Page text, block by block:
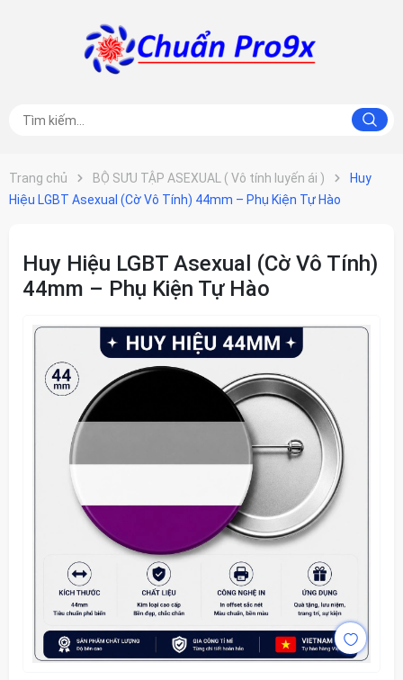
Trang chủ BỘ SƯU TẬP ASEXUAL ( Vô tính luyến ái )
Huy
Hiệu LGBT Asexual (Cờ Vô Tính) 44mm – Phụ Kiện Tự Hào
Huy Hiệu LGBT Asexual (Cờ Vô Tính)
44mm – Phụ Kiện Tự Hào